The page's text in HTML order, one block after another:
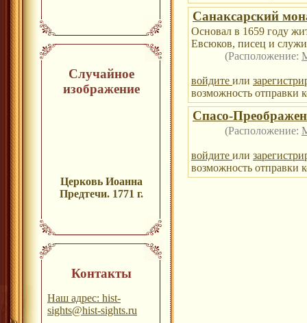
Случайное
изображение
Церковь Иоанна
Предтечи. 1771 г.
Контакты
Наш адрес: hist-
sights@hist-sights.ru
Санаксарский
Основал в 1659 году
Евсюков, писец и
(Расположение:
войдите или
возможность отправки
Спасо-
(Расположение:
войдите или
возможность отправки